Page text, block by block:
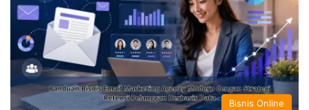
Bisnis Online